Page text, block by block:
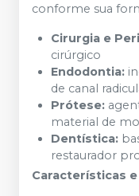
conforme sua
Cirurgia e
cirúrgico
Endodontia:
de canal
Prótese:
material de
Dentística:
restaurador
Características